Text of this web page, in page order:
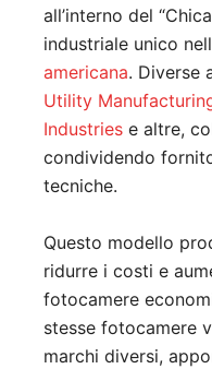
all’interno del
industriale unico
americana. Diverse
Utility
Industries e altre,
condividendo
tecniche.
Questo modello
ridurre i costi e
fotocamere
stesse fotocamere
marchi diversi,